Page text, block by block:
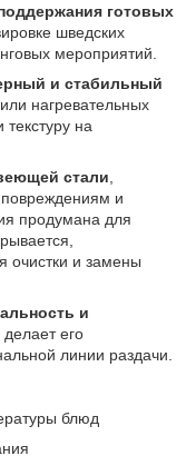
готовых
шведских
мероприятий.
и стабильный
нагревательных
на
стали
повреждениям и
продумана для
очистки и замены
и
делает его
линии раздачи.
блюд